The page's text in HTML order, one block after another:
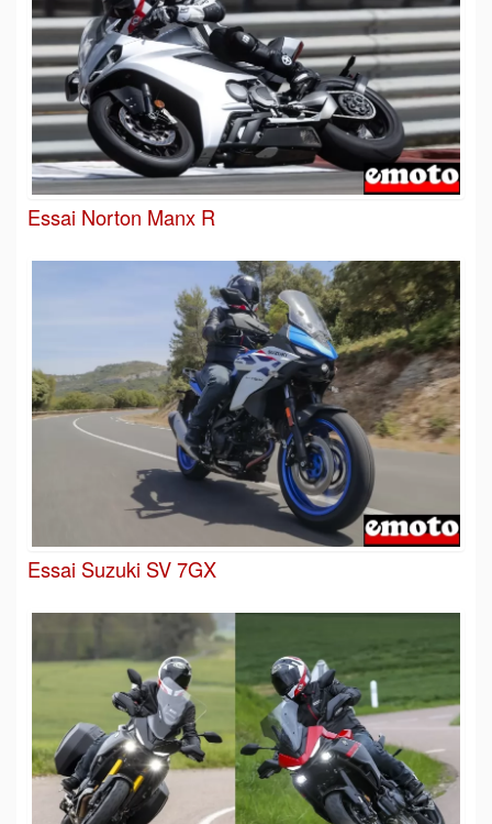
Essai Norton Manx R
Essai Suzuki SV 7GX